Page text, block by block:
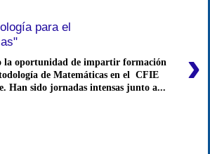
para el
›
la oportunidad de impartir formación
de Matemáticas en el CFIE
Han sido jornadas intensas junto a...